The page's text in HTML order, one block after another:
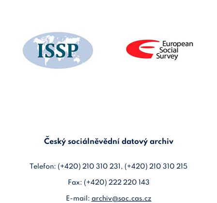
Český sociálněvědní datový archiv
Telefon: (+420) 210 310 231, (+420) 210 310 215
Fax: (+420) 222 220 143
E-mail: archiv@soc.cas.cz